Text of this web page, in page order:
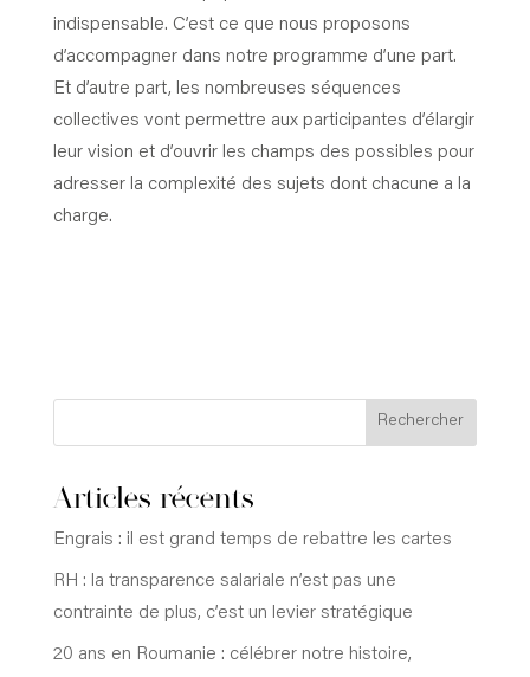
indispensable. C’est ce que nous proposons
d’accompagner dans notre programme d’une part.
Et d’autre part, les nombreuses séquences
collectives vont permettre aux participantes d’élargir
leur vision et d’ouvrir les champs des possibles pour
adresser la complexité des sujets dont chacune a la
charge.
Rechercher
Articles récents
Engrais : il est grand temps de rebattre les cartes
RH : la transparence salariale n’est pas une
contrainte de plus, c’est un levier stratégique
20 ans en Roumanie : célébrer notre histoire,